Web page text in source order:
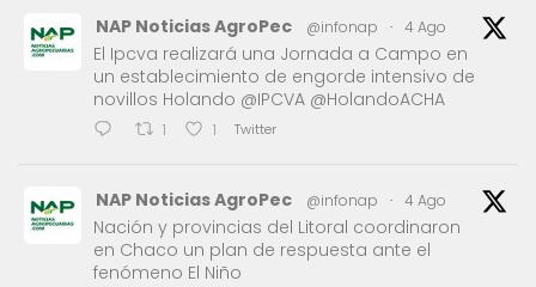
NAP Noticias AgroPec @infonap · 4 Ago
El Ipcva realizará una Jornada a Campo en
un establecimiento de engorde intensivo de
novillos Holando @IPCVA @HolandoACHA
1 1 Twitter
NAP Noticias AgroPec @infonap · 4 Ago
Nación y provincias del Litoral coordinaron
en Chaco un plan de respuesta ante el
fenómeno El Niño